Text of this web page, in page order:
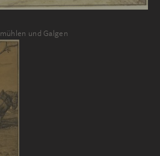
und Galgen